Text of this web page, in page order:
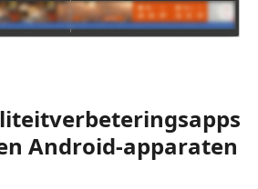
Android-apparaten